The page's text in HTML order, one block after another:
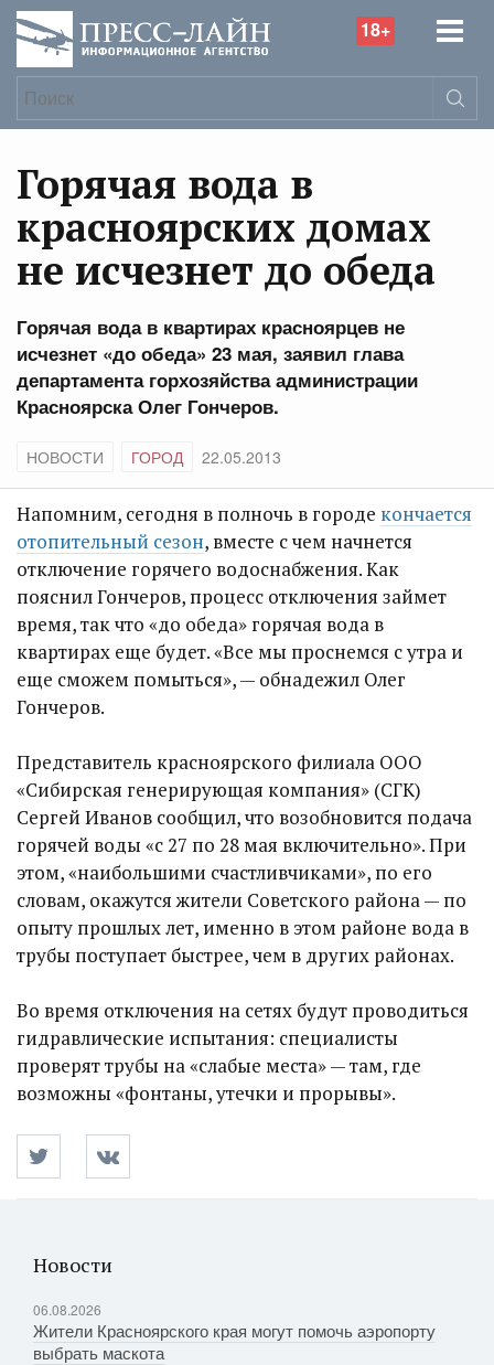
18+
Горячая вода в
красноярских домах
не исчезнет до обеда
Горячая вода в квартирах красноярцев не
исчезнет «до обеда» 23 мая, заявил глава
департамента горхозяйства администрации
Красноярска Олег Гончеров.
НОВОСТИ ГОРОД 22.05.2013
Напомним, сегодня в полночь в городе кончается
отопительный сезон, вместе с чем начнется
отключение горячего водоснабжения. Как
пояснил Гончеров, процесс отключения займет
время, так что «до обеда» горячая вода в
квартирах еще будет. «Все мы проснемся с утра и
еще сможем помыться», — обнадежил Олег
Гончеров.
Представитель красноярского филиала ООО
«Сибирская генерирующая компания» (СГК)
Сергей Иванов сообщил, что возобновится подача
горячей воды «с 27 по 28 мая включительно». При
этом, «наибольшими счастливчиками», по его
словам, окажутся жители Советского района — по
опыту прошлых лет, именно в этом районе вода в
трубы поступает быстрее, чем в других районах.
Во время отключения на сетях будут проводиться
гидравлические испытания: специалисты
проверят трубы на «слабые места» — там, где
возможны «фонтаны, утечки и прорывы».
Новости
06.08.2026
Жители Красноярского края могут помочь аэропорту
выбрать маскота